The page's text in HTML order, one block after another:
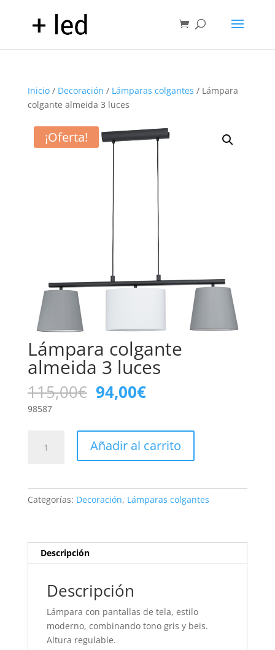
Inicio/ Decoración / Lámparas colgantes / Lámpara
colgante almeida 3 luces
¡Oferta!
Lámpara colgante
almeida 3 luces
115,00€ El
precio
era:
115,00€.
94,00€El
precio
es:
94,00€.
98587
colgante
cantidad
Añadir al carrito
Categorías: Decoración, Lámparas colgantes
Descripción
Descripción
Lámpara con pantallas de tela, estilo
moderno, combinando tono gris y beis.
Altura regulable.